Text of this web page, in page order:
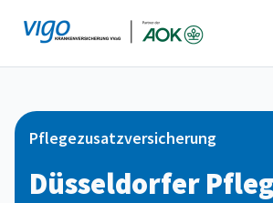
Inhalt
Pflegezusatzversicherung
Düsseldorfer